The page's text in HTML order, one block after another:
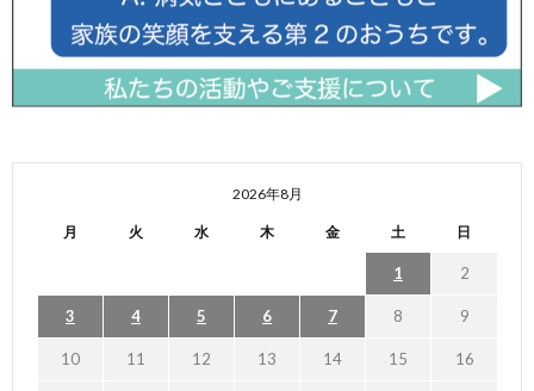
2026年8月
月 火 水 木 金 土 日
1 2
3 4 5 6 7 8 9
10 11 12 13 14 15 16